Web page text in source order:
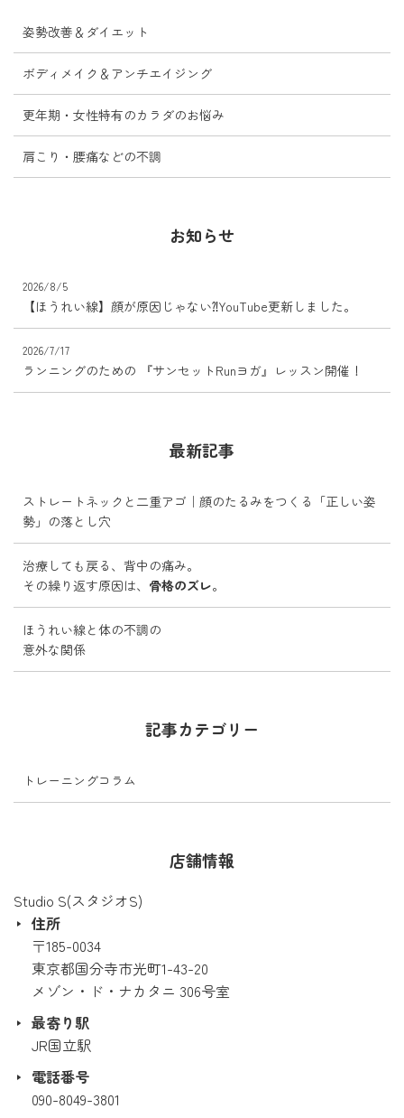
姿勢改善＆ダイエット
ボディメイク＆アンチエイジング
更年期・女性特有のカラダのお悩み
肩こり・腰痛などの不調
お知らせ
2026/8/5
【ほうれい線】顔が原因じゃない⁈YouTube更新しました。
2026/7/17
ランニングのための 『サンセットRunヨガ』レッスン開催！
最新記事
ストレートネックと二重アゴ｜顔のたるみをつくる「正しい姿
勢」の落とし穴
治療しても戻る、背中の痛み。
その繰り返す原因は、 骨格のズレ。
ほうれい線と体の不調の
意外な関係
記事カテゴリー
トレーニングコラム
店舗情報
Studio S(スタジオS)
住所
〒185-0034
東京都国分寺市光町1-43-20
メゾン・ド・ナカタニ 306号室
最寄り駅
JR国立駅
電話番号
090-8049-3801